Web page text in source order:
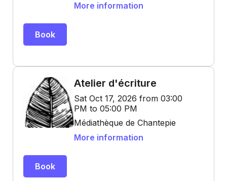
More information
Book
Atelier d'écriture
Sat Oct 17, 2026 from 03:00
PM to 05:00 PM
Médiathèque de Chantepie
More information
Book